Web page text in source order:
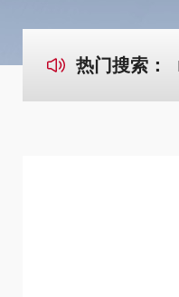
热门搜索：